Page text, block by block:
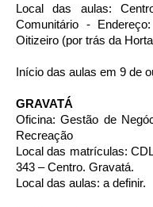
Local das aulas:
Comunitário -
Oitizeiro (por trás da
Início das aulas em 9 de
GRAVATÁ
Oficina: Gestão de
Recreação
Local das matrículas:
343 – Centro. Gravatá.
Local das aulas: a definir.